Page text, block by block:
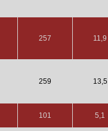
257 11,9
259 13,5
101 5,1